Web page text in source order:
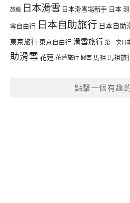
旅遊 日本滑雪 日本滑雪場新手 日本
雪自由行 日本自助旅行 日本自助
東京旅行 東京自由行 滑雪旅行 第一次日
助滑雪 花蓮花蓮旅行 關西 馬祖 馬祖旅
點擊一個有趣